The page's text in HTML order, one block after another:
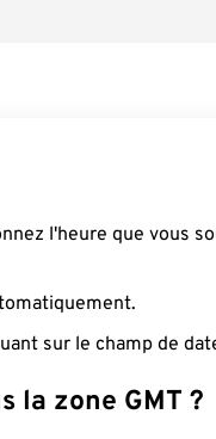
l'heure que vous
sur le champ de
la zone GMT ?